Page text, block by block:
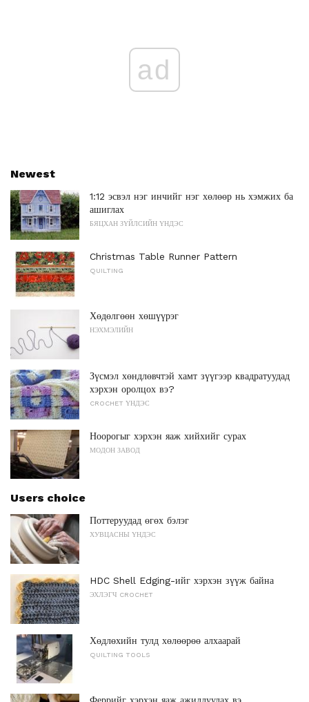
ad
Newest
1:12 эсвэл нэг инчийг нэг хөлөөр нь хэмжих ба
ашиглах
БЯЦХАН ЗҮЙЛСИЙН ҮНДЭС
Christmas Table Runner Pattern
QUILTING
Хөдөлгөөн хөшүүрэг
НЭХМЭЛИЙН
Зүсмэл хөндлөвчтэй хамт зүүгээр квадратуудад
хэрхэн оролцох вэ?
CROCHET ҮНДЭС
Ноорогыг хэрхэн яаж хийхийг сурах
МОДОН ЗАВОД
Users choice
Поттеруудад өгөх бэлэг
ХУВЦАСНЫ ҮНДЭС
HDC Shell Edging-ийг хэрхэн зүүж байна
ЭХЛЭГЧ CROCHET
Хөдлөхийн тулд хөлөөрөө алхаарай
QUILTING TOOLS